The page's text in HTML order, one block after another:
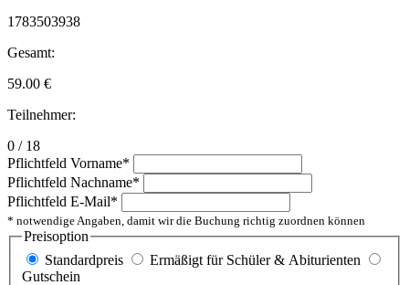
1783503938
Gesamt:
59.00 €
Teilnehmer:
0 / 18
Pflichtfeld Vorname*
Pflichtfeld Nachname*
Pflichtfeld E-Mail*
* notwendige Angaben, damit wir die Buchung richtig zuordnen können
Preisoption
Standardpreis
Ermäßigt für Schüler & Abiturienten
Gutschein